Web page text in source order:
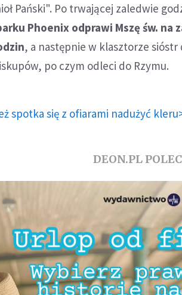
Pański". Po trwającej zaledwie
Phoenix odprawi Mszę św. na
, a następnie w klasztorze
po czym odleci do Rzymu.
spotka się z ofiarami nadużyć
DEON.PL